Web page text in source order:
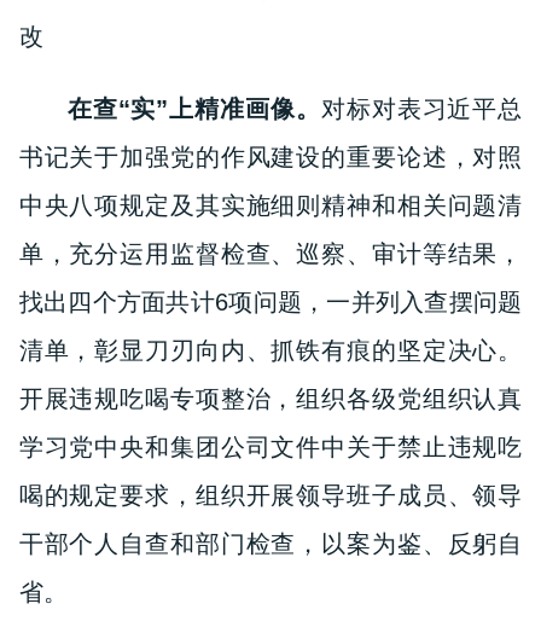
改
在查“实”上精准画像。 对标对表习近平总
书记关于加强党的作风建设的重要论述，对照
中央八项规定及其实施细则精神和相关问题清
单，充分运用监督检查、巡察、审计等结果，
找出四个方面共计6项问题，一并列入查摆问题
清单，彰显刀刃向内、抓铁有痕的坚定决心。
开展违规吃喝专项整治，组织各级党组织认真
学习党中央和集团公司文件中关于禁止违规吃
喝的规定要求，组织开展领导班子成员、领导
干部个人自查和部门检查，以案为鉴、反躬自
省。